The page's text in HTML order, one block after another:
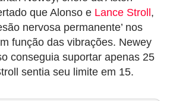
que Alonso e Lance Stroll,
nervosa permanente’ nos
função das vibrações. Newey
conseguia suportar apenas 25
sentia seu limite em 15.